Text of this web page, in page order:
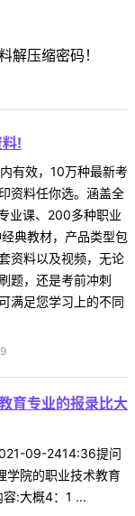
解压缩密码！
!
有效，10万种最新考
资料任你选。涵盖全
业课、200多种职业
典教材，产品类型包
资料以及视频，无论
题，还是考前冲刺
满足您学习上的不同
育专业的报录比大
09-2414:36提问
学院的职业技术教育
:大概4：1 ...